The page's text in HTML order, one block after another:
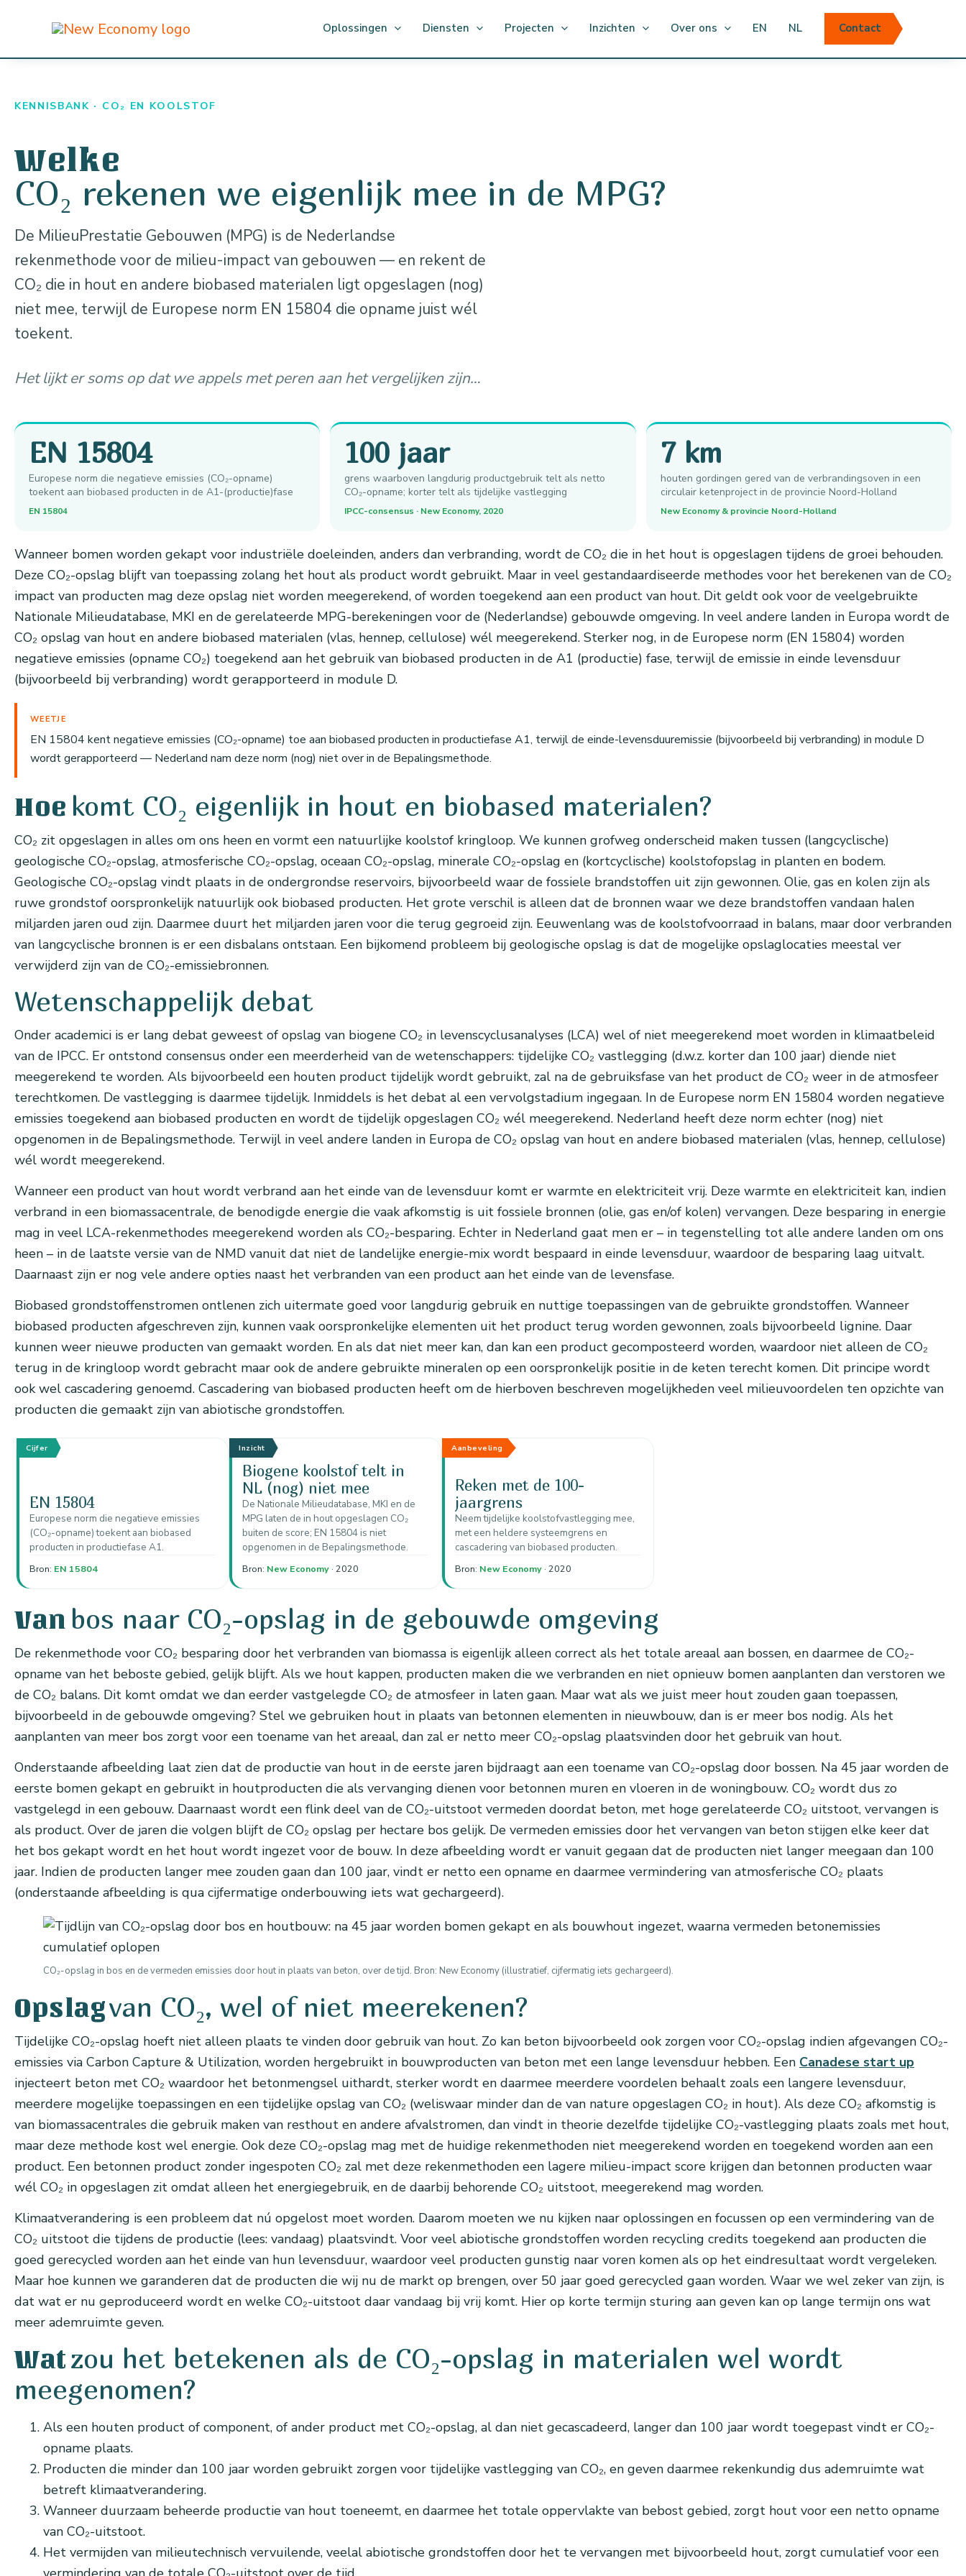
de
Oplossingen Diensten Projecten Inzichten Over ons EN NL Contact
KENNISBANK · CO₂ EN KOOLSTOF
Welke
CO₂ rekenen we eigenlijk mee in de MPG?
De MilieuPrestatie Gebouwen (MPG) is de Nederlandse
rekenmethode voor de milieu-impact van gebouwen — en rekent de
CO₂ die in hout en andere biobased materialen ligt opgeslagen (nog)
niet mee, terwijl de Europese norm EN 15804 die opname juist wél
toekent.
Het lijkt er soms op dat we appels met peren aan het vergelijken zijn…
EN 15804
Europese norm die negatieve emissies (CO₂-opname)
toekent aan biobased producten in de A1-(productie)fase
EN 15804
100 jaar
grens waarboven langdurig productgebruik telt als netto
CO₂-opname; korter telt als tijdelijke vastlegging
IPCC-consensus · New Economy, 2020
7 km
houten gordingen gered van de verbrandingsoven in een
circulair ketenproject in de provincie Noord-Holland
New Economy & provincie Noord-Holland
Wanneer bomen worden gekapt voor industriële doeleinden, anders dan verbranding, wordt de CO₂ die in het hout is opgeslagen tijdens de groei behouden.
Deze CO₂-opslag blijft van toepassing zolang het hout als product wordt gebruikt. Maar in veel gestandaardiseerde methodes voor het berekenen van de CO₂
impact van producten mag deze opslag niet worden meegerekend, of worden toegekend aan een product van hout. Dit geldt ook voor de veelgebruikte
Nationale Milieudatabase, MKI en de gerelateerde MPG-berekeningen voor de (Nederlandse) gebouwde omgeving. In veel andere landen in Europa wordt de
CO₂ opslag van hout en andere biobased materialen (vlas, hennep, cellulose) wél meegerekend. Sterker nog, in de Europese norm (EN 15804) worden
negatieve emissies (opname CO₂) toegekend aan het gebruik van biobased producten in de A1 (productie) fase, terwijl de emissie in einde levensduur
(bijvoorbeeld bij verbranding) wordt gerapporteerd in module D.
WEETJE
EN 15804 kent negatieve emissies (CO₂-opname) toe aan biobased producten in productiefase A1, terwijl de einde-levensduuremissie (bijvoorbeeld bij verbranding) in module D
wordt gerapporteerd — Nederland nam deze norm (nog) niet over in de Bepalingsmethode.
Hoe komt CO₂ eigenlijk in hout en biobased materialen?
CO₂ zit opgeslagen in alles om ons heen en vormt een natuurlijke koolstof kringloop. We kunnen grofweg onderscheid maken tussen (langcyclische)
geologische CO₂-opslag, atmosferische CO₂-opslag, oceaan CO₂-opslag, minerale CO₂-opslag en (kortcyclische) koolstofopslag in planten en bodem.
Geologische CO₂-opslag vindt plaats in de ondergrondse reservoirs, bijvoorbeeld waar de fossiele brandstoffen uit zijn gewonnen. Olie, gas en kolen zijn als
ruwe grondstof oorspronkelijk natuurlijk ook biobased producten. Het grote verschil is alleen dat de bronnen waar we deze brandstoffen vandaan halen
miljarden jaren oud zijn. Daarmee duurt het miljarden jaren voor die terug gegroeid zijn. Eeuwenlang was de koolstofvoorraad in balans, maar door verbranden
van langcyclische bronnen is er een disbalans ontstaan. Een bijkomend probleem bij geologische opslag is dat de mogelijke opslaglocaties meestal ver
verwijderd zijn van de CO₂-emissiebronnen.
Wetenschappelijk debat
Onder academici is er lang debat geweest of opslag van biogene CO₂ in levenscyclusanalyses (LCA) wel of niet meegerekend moet worden in klimaatbeleid
van de IPCC. Er ontstond consensus onder een meerderheid van de wetenschappers: tijdelijke CO₂ vastlegging (d.w.z. korter dan 100 jaar) diende niet
meegerekend te worden. Als bijvoorbeeld een houten product tijdelijk wordt gebruikt, zal na de gebruiksfase van het product de CO₂ weer in de atmosfeer
terechtkomen. De vastlegging is daarmee tijdelijk. Inmiddels is het debat al een vervolgstadium ingegaan. In de Europese norm EN 15804 worden negatieve
emissies toegekend aan biobased producten en wordt de tijdelijk opgeslagen CO₂ wél meegerekend. Nederland heeft deze norm echter (nog) niet
opgenomen in de Bepalingsmethode. Terwijl in veel andere landen in Europa de CO₂ opslag van hout en andere biobased materialen (vlas, hennep, cellulose)
wél wordt meegerekend.
Wanneer een product van hout wordt verbrand aan het einde van de levensduur komt er warmte en elektriciteit vrij. Deze warmte en elektriciteit kan, indien
verbrand in een biomassacentrale, de benodigde energie die vaak afkomstig is uit fossiele bronnen (olie, gas en/of kolen) vervangen. Deze besparing in energie
mag in veel LCA-rekenmethodes meegerekend worden als CO₂-besparing. Echter in Nederland gaat men er – in tegenstelling tot alle andere landen om ons
heen – in de laatste versie van de NMD vanuit dat niet de landelijke energie-mix wordt bespaard in einde levensduur, waardoor de besparing laag uitvalt.
Daarnaast zijn er nog vele andere opties naast het verbranden van een product aan het einde van de levensfase.
Biobased grondstoffenstromen ontlenen zich uitermate goed voor langdurig gebruik en nuttige toepassingen van de gebruikte grondstoffen. Wanneer
biobased producten afgeschreven zijn, kunnen vaak oorspronkelijke elementen uit het product terug worden gewonnen, zoals bijvoorbeeld lignine. Daar
kunnen weer nieuwe producten van gemaakt worden. En als dat niet meer kan, dan kan een product gecomposteerd worden, waardoor niet alleen de CO₂
terug in de kringloop wordt gebracht maar ook de andere gebruikte mineralen op een oorspronkelijk positie in de keten terecht komen. Dit principe wordt
ook wel cascadering genoemd. Cascadering van biobased producten heeft om de hierboven beschreven mogelijkheden veel milieuvoordelen ten opzichte van
producten die gemaakt zijn van abiotische grondstoffen.
Cijfer
EN 15804
Europese norm die negatieve emissies
(CO₂-opname) toekent aan biobased
producten in productiefase A1.
Bron: EN 15804
Inzicht
Biogene koolstof telt in
NL (nog) niet mee
De Nationale Milieudatabase, MKI en de
MPG laten de in hout opgeslagen CO₂
buiten de score; EN 15804 is niet
opgenomen in de Bepalingsmethode.
Bron: New Economy · 2020
Aanbeveling
Reken met de 100-
jaargrens
Neem tijdelijke koolstofvastlegging mee,
met een heldere systeemgrens en
cascadering van biobased producten.
Bron: New Economy · 2020
Van bos naar CO₂-opslag in de gebouwde omgeving
De rekenmethode voor CO₂ besparing door het verbranden van biomassa is eigenlijk alleen correct als het totale areaal aan bossen, en daarmee de CO₂-
opname van het beboste gebied, gelijk blijft. Als we hout kappen, producten maken die we verbranden en niet opnieuw bomen aanplanten dan verstoren we
de CO₂ balans. Dit komt omdat we dan eerder vastgelegde CO₂ de atmosfeer in laten gaan. Maar wat als we juist meer hout zouden gaan toepassen,
bijvoorbeeld in de gebouwde omgeving? Stel we gebruiken hout in plaats van betonnen elementen in nieuwbouw, dan is er meer bos nodig. Als het
aanplanten van meer bos zorgt voor een toename van het areaal, dan zal er netto meer CO₂-opslag plaatsvinden door het gebruik van hout.
Onderstaande afbeelding laat zien dat de productie van hout in de eerste jaren bijdraagt aan een toename van CO₂-opslag door bossen. Na 45 jaar worden de
eerste bomen gekapt en gebruikt in houtproducten die als vervanging dienen voor betonnen muren en vloeren in de woningbouw. CO₂ wordt dus zo
vastgelegd in een gebouw. Daarnaast wordt een flink deel van de CO₂-uitstoot vermeden doordat beton, met hoge gerelateerde CO₂ uitstoot, vervangen is
als product. Over de jaren die volgen blijft de CO₂ opslag per hectare bos gelijk. De vermeden emissies door het vervangen van beton stijgen elke keer dat
het bos gekapt wordt en het hout wordt ingezet voor de bouw. In deze afbeelding wordt er vanuit gegaan dat de producten niet langer meegaan dan 100
jaar. Indien de producten langer mee zouden gaan dan 100 jaar, vindt er netto een opname en daarmee vermindering van atmosferische CO₂ plaats
(onderstaande afbeelding is qua cijfermatige onderbouwing iets wat gechargeerd).
CO₂-opslag in bos en de vermeden emissies door hout in plaats van beton, over de tijd. Bron: New Economy (illustratief, cijfermatig iets gechargeerd).
Opslagvan CO₂, wel of niet meerekenen?
Tijdelijke CO₂-opslag hoeft niet alleen plaats te vinden door gebruik van hout. Zo kan beton bijvoorbeeld ook zorgen voor CO₂-opslag indien afgevangen CO₂-
emissies via Carbon Capture & Utilization, worden hergebruikt in bouwproducten van beton met een lange levensduur hebben. Een Canadese start up
injecteert beton met CO₂ waardoor het betonmengsel uithardt, sterker wordt en daarmee meerdere voordelen behaalt zoals een langere levensduur,
meerdere mogelijke toepassingen en een tijdelijke opslag van CO₂ (weliswaar minder dan de van nature opgeslagen CO₂ in hout). Als deze CO₂ afkomstig is
van biomassacentrales die gebruik maken van resthout en andere afvalstromen, dan vindt in theorie dezelfde tijdelijke CO₂-vastlegging plaats zoals met hout,
maar deze methode kost wel energie. Ook deze CO₂-opslag mag met de huidige rekenmethoden niet meegerekend worden en toegekend worden aan een
product. Een betonnen product zonder ingespoten CO₂ zal met deze rekenmethoden een lagere milieu-impact score krijgen dan betonnen producten waar
wél CO₂ in opgeslagen zit omdat alleen het energiegebruik, en de daarbij behorende CO₂ uitstoot, meegerekend mag worden.
Klimaatverandering is een probleem dat nú opgelost moet worden. Daarom moeten we nu kijken naar oplossingen en focussen op een vermindering van de
CO₂ uitstoot die tijdens de productie (lees: vandaag) plaatsvindt. Voor veel abiotische grondstoffen worden recycling credits toegekend aan producten die
goed gerecycled worden aan het einde van hun levensduur, waardoor veel producten gunstig naar voren komen als op het eindresultaat wordt vergeleken.
Maar hoe kunnen we garanderen dat de producten die wij nu de markt op brengen, over 50 jaar goed gerecycled gaan worden. Waar we wel zeker van zijn, is
dat wat er nu geproduceerd wordt en welke CO₂-uitstoot daar vandaag bij vrij komt. Hier op korte termijn sturing aan geven kan op lange termijn ons wat
meer ademruimte geven.
Wat zou het betekenen als de CO₂-opslag in materialen wel wordt
meegenomen?
Als een houten product of component, of ander product met CO₂-opslag, al dan niet gecascadeerd, langer dan 100 jaar wordt toegepast vindt er CO₂-
opname plaats.
Producten die minder dan 100 jaar worden gebruikt zorgen voor tijdelijke vastlegging van CO₂, en geven daarmee rekenkundig dus ademruimte wat
betreft klimaatverandering.
Wanneer duurzaam beheerde productie van hout toeneemt, en daarmee het totale oppervlakte van bebost gebied, zorgt hout voor een netto opname
van CO₂-uitstoot.
Het vermijden van milieutechnisch vervuilende, veelal abiotische grondstoffen door het te vervangen met bijvoorbeeld hout, zorgt cumulatief voor een